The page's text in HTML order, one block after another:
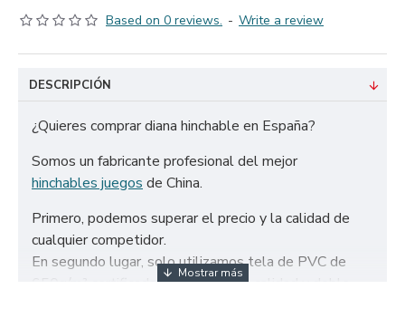
Based on 0 reviews. - Write a review
DESCRIPCIÓN
¿Quieres comprar diana hinchable en España?
Somos un fabricante profesional del mejor
hinchables juegos de China.
Primero, podemos superar el precio y la calidad de
cualquier competidor.
En segundo lugar, solo utilizamos tela de PVC de
650g/m² certificada de la más alta calidad y doble